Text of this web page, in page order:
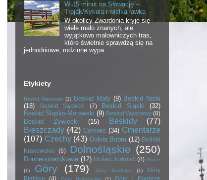
W 15 minut na Słowację –
Trojak/Kykula i wielka ławka
W okolicy Zwardonia kryje się
wiele mało znanych, ale
wyjątkowo malowniczych tras,
które świetnie sprawdzą się na
jednodniowe, rodzinne wypa...
Etykiety
Beskid Makowski (1) Beskid Mały (9) Beskid Niski
(18)
Beskid Sądecki (7) Beskid Śląski
(32)
Beskid Śląsko-Morawski (9) Beskid Wyspowy (8)
Beskid Żywiecki (15) Beskidy
(77)
Bieszczady (42) Cerkwie (34) Cmentarze
(107) Czechy (43) Dolina Bobru (12) Dolinki
Krakowskie
(6) Dolnośląskie (250)
Donnersmarckowie (12) Dušan Jurkovič (8) Gorce
(1)
Góry (179) Góry Bardzkie (1)
Góry
Bialskie
(4) Góry Bystrzyckie (1)
Góry i Pogórze